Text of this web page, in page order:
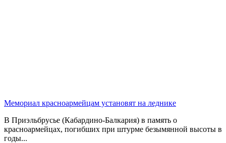
Мемориал красноармейцам установят на леднике
В Приэльбрусье (Кабардино-Балкария) в память о
красноармейцах, погибших при штурме безымянной высоты в
годы...